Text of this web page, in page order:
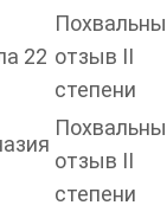
22 отзыв II
степени
отзыв II
степени